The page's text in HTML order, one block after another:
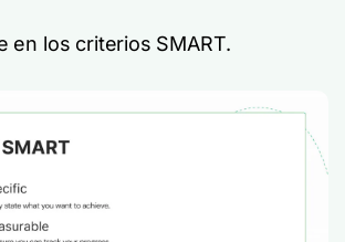
en los criterios SMART.